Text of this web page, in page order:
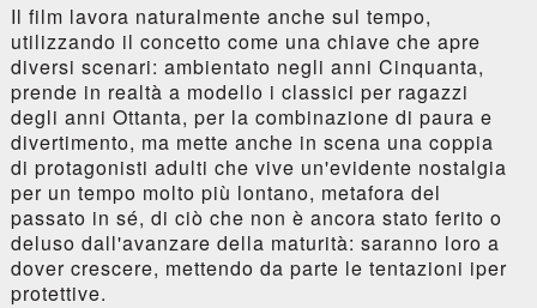
Il film lavora naturalmente anche sul tempo,
utilizzando il concetto come una chiave che apre
diversi scenari: ambientato negli anni Cinquanta,
prende in realtà a modello i classici per ragazzi
degli anni Ottanta, per la combinazione di paura e
divertimento, ma mette anche in scena una coppia
di protagonisti adulti che vive un'evidente nostalgia
per un tempo molto più lontano, metafora del
passato in sé, di ciò che non è ancora stato ferito o
deluso dall'avanzare della maturità: saranno loro a
dover crescere, mettendo da parte le tentazioni iper
protettive.